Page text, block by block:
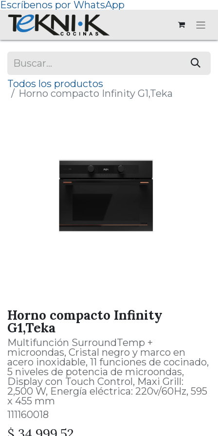
Escríbenos por WhatsApp
Todos los productos
Horno compacto Infinity G1,Teka
Horno compacto Infinity
G1,Teka
Multifunción SurroundTemp +
microondas, Cristal negro y marco en
acero inoxidable, 11 funciones de cocinado,
5 niveles de potencia de microondas,
Display con Touch Control, Maxi Grill:
2,500 W, Energía eléctrica: 220v/60Hz, 595
x 455 mm
111160018